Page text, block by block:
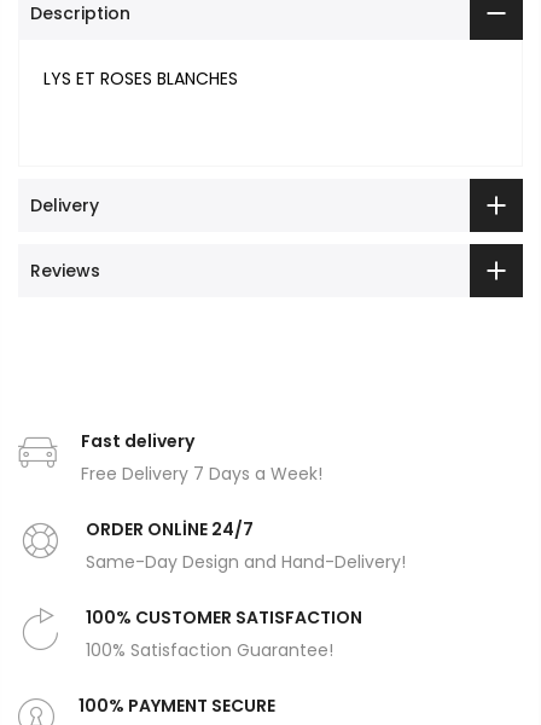
Description
LYS ET ROSES BLANCHES
Delivery
Reviews
Fast delivery
Free Delivery 7 Days a Week!
ORDER ONLİNE 24/7
Same-Day Design and Hand-Delivery!
100% CUSTOMER SATISFACTION
100% Satisfaction Guarantee!
100% PAYMENT SECURE